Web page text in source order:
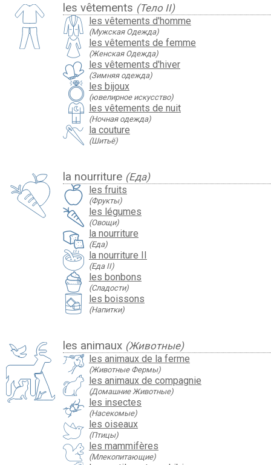
les vêtements (Тело II)
les vêtements d'homme
(Мужская Одежда)
les vêtements de femme
(Женская Одежда)
les vêtements d'hiver
(Зимняя одежда)
les bijoux
(ювелирное искусство)
les vêtements de nuit
(Ночная одежда)
la couture
(Шитьё)
la nourriture (Еда)
les fruits
(Фрукты)
les légumes
(Овощи)
la nourriture
(Еда)
la nourriture II
(Еда II)
les bonbons
(Сладости)
les boissons
(Напитки)
les animaux (Животные)
les animaux de la ferme
(Животные Фермы)
les animaux de compagnie
(Домашние Животные)
les insectes
(Насекомые)
les oiseaux
(Птицы)
les mammifères
(Млекопитающие)